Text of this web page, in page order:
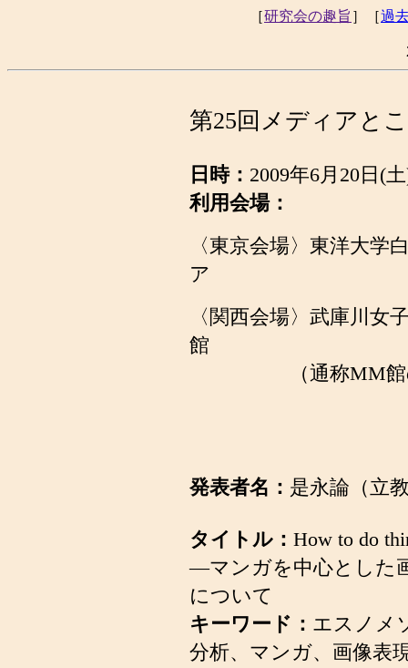
［研究会の趣旨 ］［過
第25回メディアと
日時： 2009年6月20日(
利用会場：
〈東京会場〉東洋大
ア
〈関西会場〉武庫川
館
（通称MM館の
発表者名： 是永論（立
タイトル： How to do
―マンガを中心とした
について
キーワード： エスノメ
分析、マンガ、画像表